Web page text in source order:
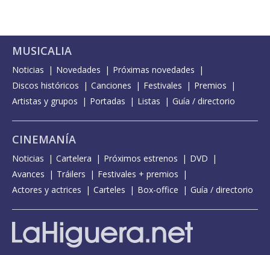
MUSICALIA
Noticias Novedades
Próximas novedades
Discos históricos
Canciones Festivales
Premios
Artistas y grupos
Portadas Listas Guía / directorio
CINEMANÍA
Noticias Cartelera Próximos estrenos
DVD
Avances
Tráilers
Festivales + premios
Actores y actrices
Carteles Box-office Guía / directorio